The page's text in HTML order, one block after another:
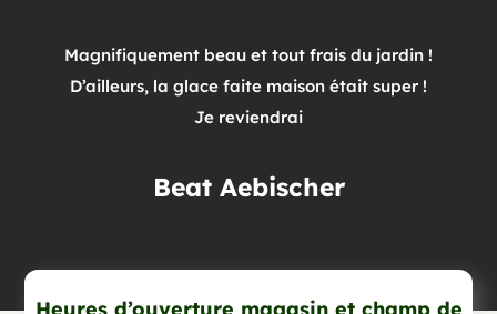
Magnifiquement beau et tout frais du jardin !
D’ailleurs, la glace faite maison était super !
Je reviendrai
Beat Aebischer